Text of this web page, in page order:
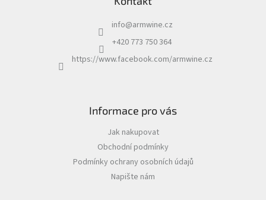
info@armwine.cz
+420 773 750 364
https://www.facebook.com/armwine.cz
Informace pro vás
Jak nakupovat
Obchodní podmínky
Podmínky ochrany osobních údajů
Napište nám